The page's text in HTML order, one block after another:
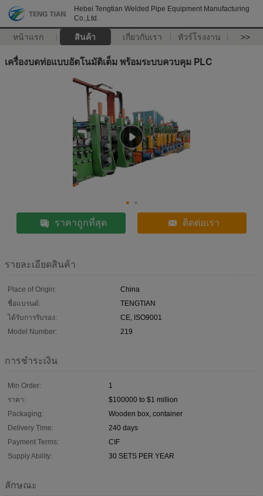
Hebei Tengtian Welded Pipe Equipment Manufacturing
Co.,Ltd.
หน้าแรก สินค้า เกี่ยวกับเรา ทัวร์โรงงาน >>
เครื่องบดท่อแบบอัตโนมัติเต็ม พร้อมระบบควบคุม PLC
ราคาถูกที่สุด ติดต่อเรา
รายละเอียดสินค้า
Place of Origin:
China
ชื่อแบรนด์:
TENGTIAN
ได้รับการรับรอง:
CE, ISO9001
Model Number:
219
การชำระเงิน
Min Order:
1
ราคา:
$100000 to $1 million
Packaging:
Wooden box, container
Delivery Time:
240 days
Payment Terms:
CIF
Supply Ability:
30 SETS PER YEAR
ลักษณะ